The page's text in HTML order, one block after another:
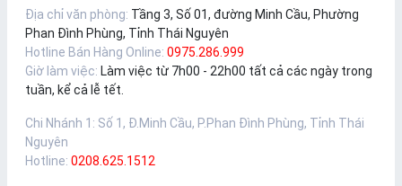
Địa chỉ văn phòng: Tầng 3, Số 01, đường Minh Cầu, Phường
Phan Đình Phùng, Tỉnh Thái Nguyên
Hotline Bán Hàng Online: 0975.286.999
Giờ làm việc: Làm việc từ 7h00 - 22h00 tất cả các ngày trong
tuần, kể cả lễ tết.
Chi Nhánh 1 : Số 1, Đ.Minh Cầu, P.Phan Đình Phùng, Tỉnh Thái
Nguyên
Hotline: 0208.625.1512